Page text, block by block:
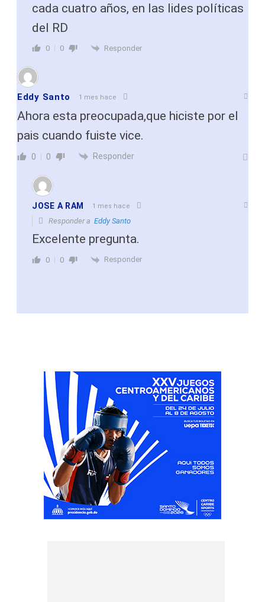
cada cuatro años, en las lides políticas
del RD
0 0 Responder
Eddy Santo 1 mes hace
Ahora esta preocupada,que hiciste por el
pais cuando fuiste vice.
0 0 Responder
JOSE A RAM 1 mes hace
Responder a Eddy Santo
Excelente pregunta.
0 0 Responder